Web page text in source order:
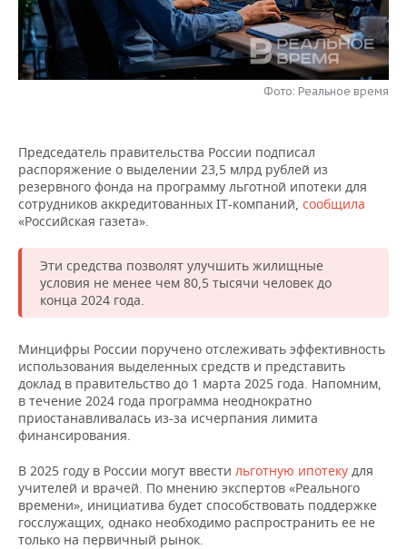
НЕФТЕХИМИЯ
НЕФТЬ
РОЗНИЧНАЯ ТОРГОВЛЯ
ТРАНСПОРТ
НОВОСТИ ТЕХНОЛОГИЙ
IT
ТЕЛЕКОММУНИКАЦИИ
МЕРОПРИЯТИЯ
НОВОСТИ МЕРОПРИЯТИЙ
БИЗНЕС-БРАНЧИ
ONLINE-КОНФЕРЕНЦИИ
СПОРТ
ФУТБОЛ
ХОККЕЙ
ВОЛЕЙБОЛ
ФИГУРНОЕ КАТАНИЕ
ВОДНЫЕ ВИДЫ СПОРТА
НОВОСТИ ОБЩЕСТВА
ВЛАСТЬ
ИСТОРИЯ
МЕДИЦИНА
ОБРАЗОВАНИЕ
ФОТОГАЛЕРЕЯ
СЮЖЕТЫ
СПРАВОЧНИК
СПИСОК ПЕРСОН
ПОЛНАЯ ВЕРСИЯ
Фото: Реальное время
Председатель правительства России подписал
распоряжение о выделении 23,5 млрд рублей из
резервного фонда на программу льготной ипотеки для
сотрудников аккредитованных IT-компаний, сообщила
«Российская газета».
Эти средства позволят улучшить жилищные
условия не менее чем 80,5 тысячи человек до
конца 2024 года.
Минцифры России поручено отслеживать эффективность
использования выделенных средств и представить
доклад в правительство до 1 марта 2025 года. Напомним,
в течение 2024 года программа неоднократно
приостанавливалась из-за исчерпания лимита
финансирования.
В 2025 году в России могут ввести льготную ипотеку для
учителей и врачей. По мнению экспертов «Реального
времени», инициатива будет способствовать поддержке
госслужащих, однако необходимо распространить ее не
только на первичный рынок.